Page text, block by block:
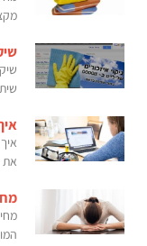
את